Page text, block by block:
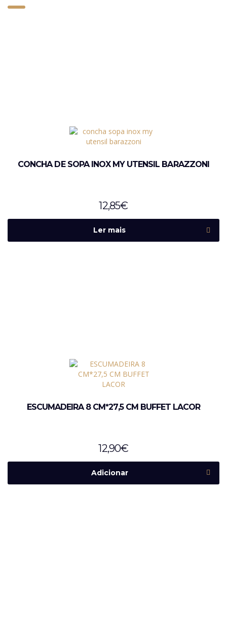
CONCHA DE SOPA INOX MY UTENSIL BARAZZONI
12,85€
Ler mais
ESCUMADEIRA 8 CM*27,5 CM BUFFET LACOR
12,90€
Adicionar